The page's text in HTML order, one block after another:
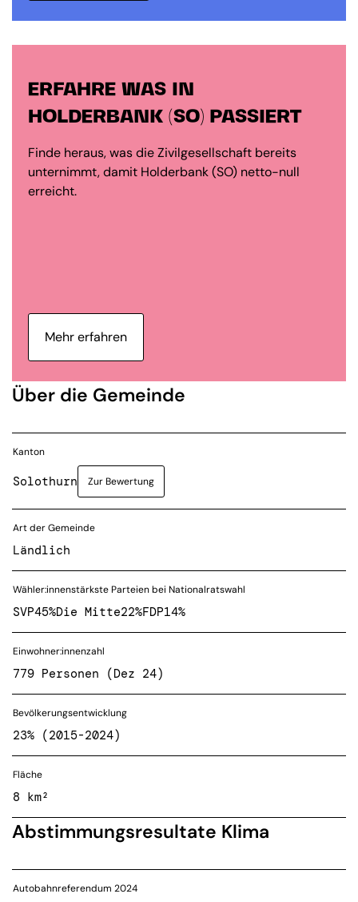
ERFAHRE WAS IN
HOLDERBANK (SO) PASSIERT
Finde heraus, was die Zivilgesellschaft bereits
unternimmt, damit Holderbank (SO) netto-null
erreicht.
Mehr erfahren
Über die Gemeinde
Kanton
Solothurn Zur Bewertung
Art der Gemeinde
Ländlich
Wähler:innenstärkste Parteien bei Nationalratswahl
SVP45%Die Mitte22%FDP14%
Einwohner:innenzahl
779 Personen (Dez 24)
Bevölkerungsentwicklung
23% (2015-2024)
Fläche
8 km²
Abstimmungsresultate Klima
Autobahnreferendum 2024